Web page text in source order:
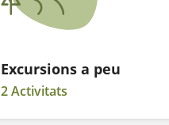
Excursions a peu
2 Activitats